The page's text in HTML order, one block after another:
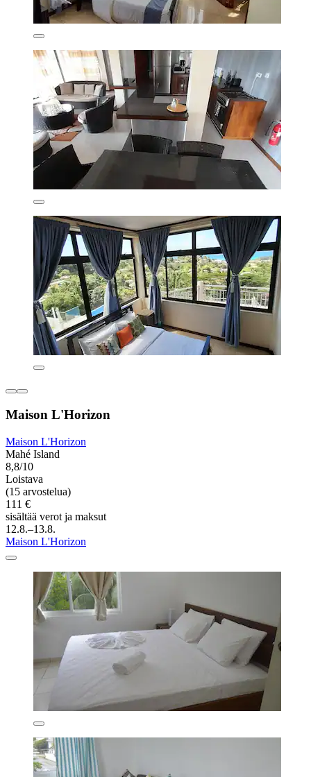
Maison L'Horizon
Maison L'Horizon
Mahé Island
8,8/10
Loistava
(15 arvostelua)
111 €
sisältää verot ja maksut
12.8.–13.8.
Maison L'Horizon